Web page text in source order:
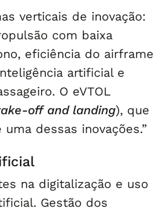
verticais de inovação:
com baixa
eficiência do airframe
artificial e
O eVTOL
off and landing), que
dessas inovações.”
na digitalização e uso
Gestão dos